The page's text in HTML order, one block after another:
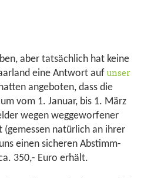
aber tatsächlich hat keine
eine Antwort auf unser
angeboten, dass die
vom 1. Januar, bis 1. März
wegen weggeworfener
(gemessen natürlich an ihrer
einen sicheren Abstimm-
350,- Euro erhält.